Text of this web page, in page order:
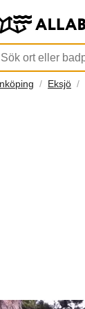
Eksjö